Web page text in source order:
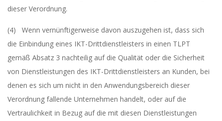
dieser Verordnung.
(4) Wenn vernünftigerweise davon auszugehen ist, dass sich
die Einbindung eines IKT-Drittdienstleisters in einen TLPT
gemäß Absatz 3 nachteilig auf die Qualität oder die Sicherheit
von Dienstleistungen des IKT-Drittdienstleisters an Kunden, bei
denen es sich um nicht in den Anwendungsbereich dieser
Verordnung fallende Unternehmen handelt, oder auf die
Vertraulichkeit in Bezug auf die mit diesen Dienstleistungen